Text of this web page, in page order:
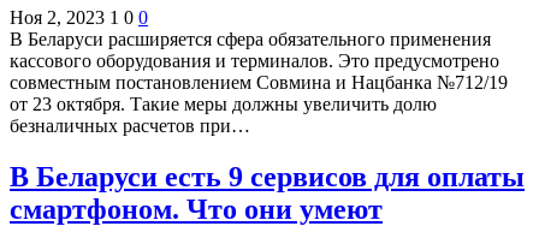
Ноя 2, 2023 1 0 0
В Беларуси расширяется сфера обязательного применения
кассового оборудования и терминалов. Это предусмотрено
совместным постановлением Совмина и Нацбанка №712/19
от 23 октября. Такие меры должны увеличить долю
безналичных расчетов при…
В Беларуси есть 9 сервисов для оплаты
смартфоном. Что они умеют